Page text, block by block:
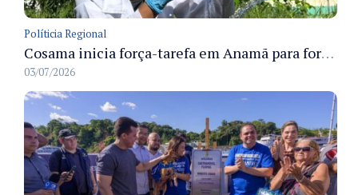
Políticia Regional
Cosama inicia força-tarefa em Anamã para fortalecer abastecimento de água e segurança hídrica da população
03/07/2026